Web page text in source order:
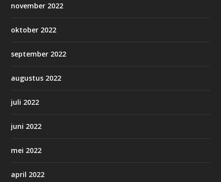
november 2022
oktober 2022
september 2022
augustus 2022
juli 2022
juni 2022
mei 2022
april 2022